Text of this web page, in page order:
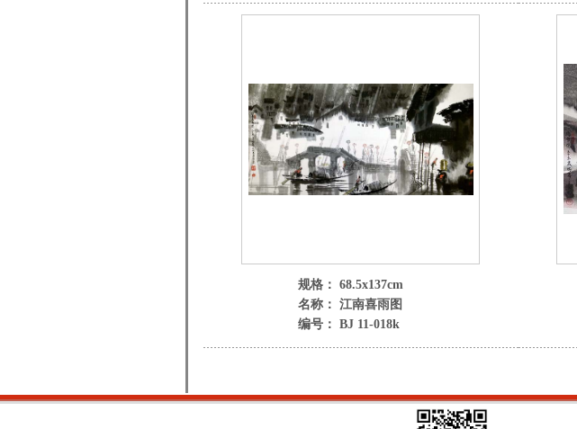
规格： 68.5x137cm
名称： 江南喜雨图
编号： BJ 11-018k